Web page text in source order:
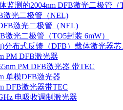
监测的2004nm DFB激光二极管（
激光二极管（NEL)
激光二极管（NEL)
激光二极管（TO5封装 6mW）
分布式反馈（DFB）载体激光器芯
PM DFB激光器
PM DFB激光器 带TEC
单模DFB激光器
DFB激光器带TEC
电吸收调制激光器